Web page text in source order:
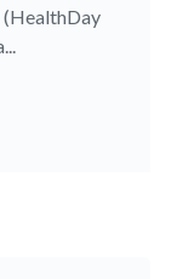
(HealthDay